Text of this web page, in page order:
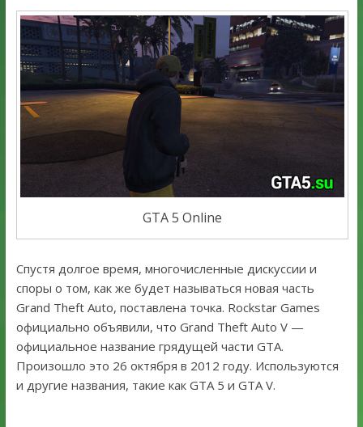
GTA 5 Online
Спустя долгое время, многочисленные дискуссии и
споры о том, как же будет называться новая часть
Grand Theft Auto, поставлена точка. Rockstar Games
официально объявили, что Grand Theft Auto V —
официальное название грядущей части GTA.
Произошло это 26 октября в 2012 году. Используются
и другие названия, такие как GTA 5 и GTA V.